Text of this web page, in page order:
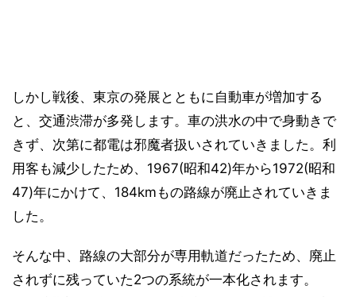
しかし戦後、東京の発展とともに自動車が増加する
と、交通渋滞が多発します。車の洪水の中で身動きで
きず、次第に都電は邪魔者扱いされていきました。利
用客も減少したため、1967(昭和42)年から1972(昭和
47)年にかけて、184kmもの路線が廃止されていきま
した。
そんな中、路線の大部分が専用軌道だったため、廃止
されずに残っていた2つの系統が一本化されます。